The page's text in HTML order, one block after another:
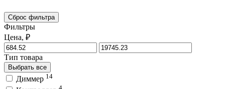
Сброс фильтра
Фильтры
Цена, ₽
Тип товара
Выбрать все
Диммер 14
4